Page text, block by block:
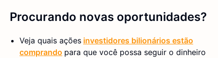
Procurando novas oportunidades?
Veja quais ações investidores bilionários estão
comprando para que você possa seguir o dinheiro